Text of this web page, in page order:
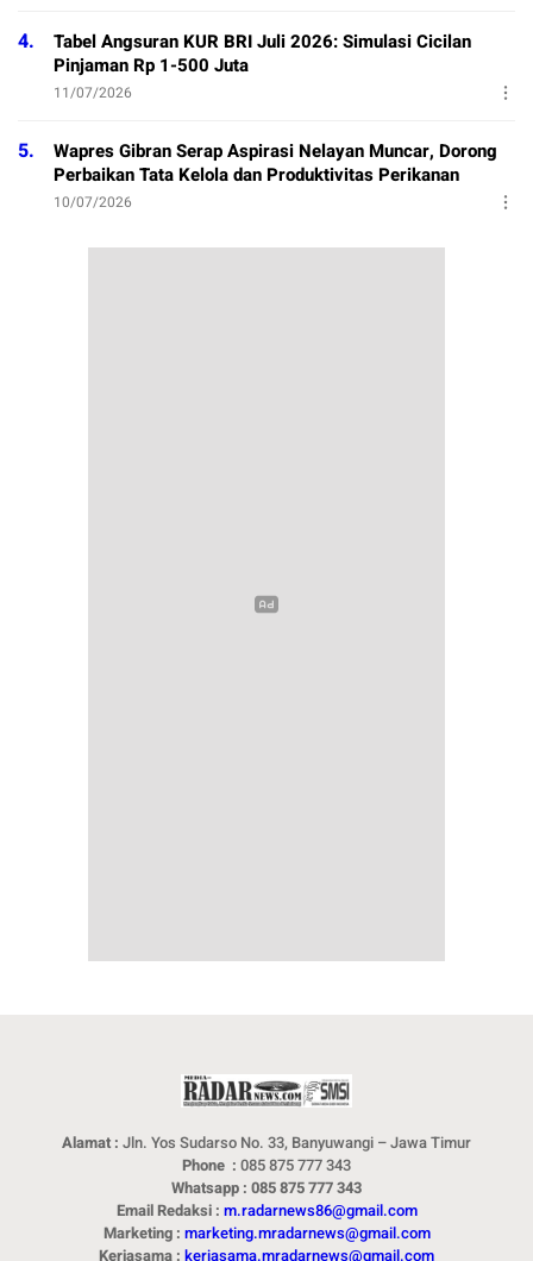
4.
Tabel Angsuran KUR BRI Juli 2026: Simulasi Cicilan
Pinjaman Rp 1-500 Juta
11/07/2026
5.
Wapres Gibran Serap Aspirasi Nelayan Muncar, Dorong
Perbaikan Tata Kelola dan Produktivitas Perikanan
10/07/2026
Alamat : Jln. Yos Sudarso No. 33, Banyuwangi – Jawa Timur
Phone : 085 875 777 343
Whatsapp : 085 875 777 343
Email Redaksi : m.radarnews86@gmail.com
Marketing : marketing.mradarnews@gmail.com
Kerjasama : kerjasama.mradarnews@gmail.com